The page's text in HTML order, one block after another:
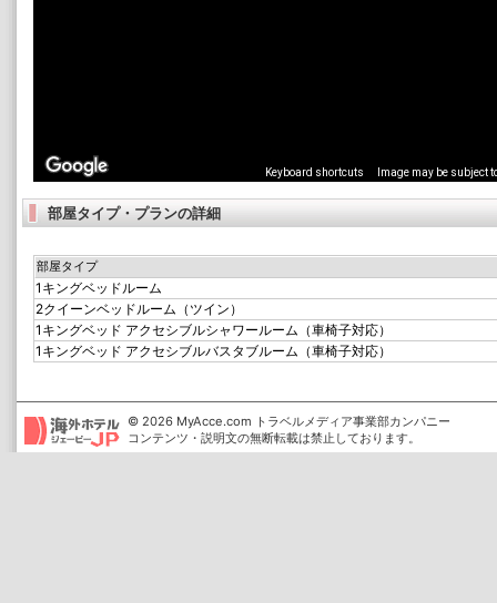
部屋タイプ・プランの詳細
部屋タイプ
1キングベッドルーム
2クイーンベッドルーム（ツイン）
1キングベッド アクセシブルシャワールーム（車椅子対応）
1キングベッド アクセシブルバスタブルーム（車椅子対応）
© 2026 MyAcce.com トラベルメディア事業部カンパニー
コンテンツ・説明文の無断転載は禁止しております。